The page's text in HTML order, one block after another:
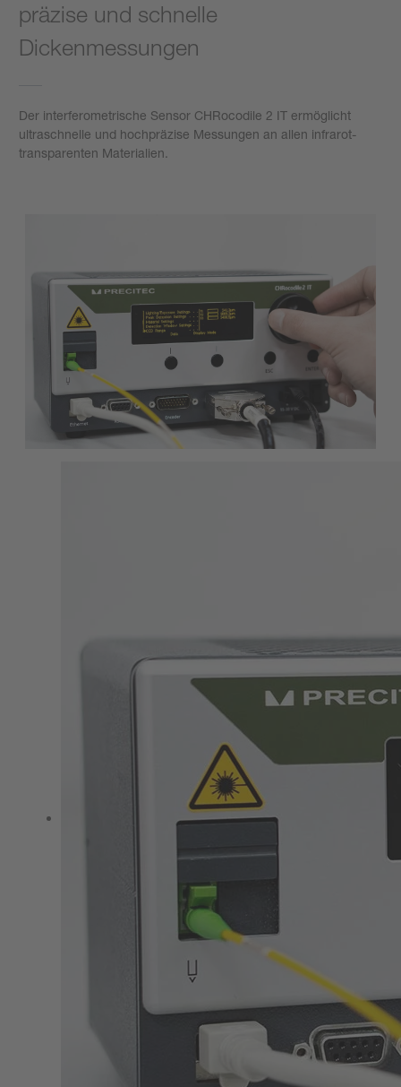
präzise und schnelle
Dickenmessungen
Der interferometrische Sensor CHRocodile 2 IT ermöglicht
ultraschnelle und hochpräzise Messungen an allen infrarot-
transparenten Materialien.